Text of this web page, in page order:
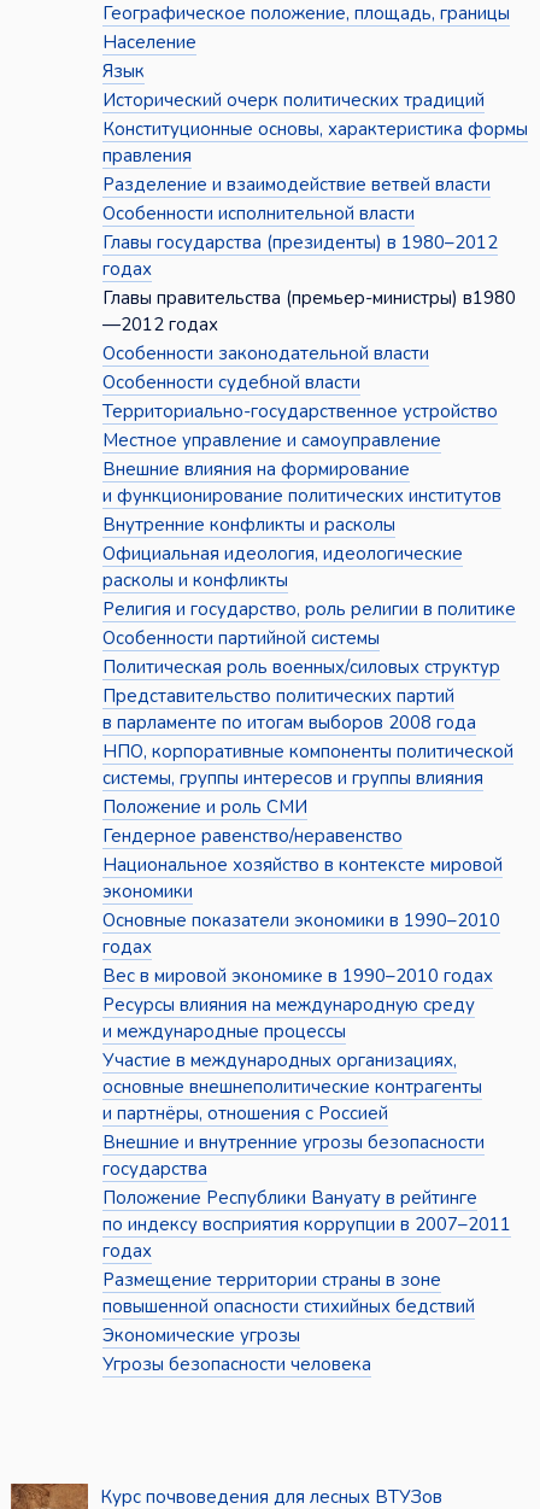
Географическое положение, площадь, границы
Население
Язык
Исторический очерк политических традиций
Конституционные основы, характеристика формы
правления
Разделение и взаимодействие ветвей власти
Особенности исполнительной власти
Главы государства (президенты) в 1980–2012
годах
Главы правительства (премьер-министры) в1980
—2012 годах
Особенности законодательной власти
Особенности судебной власти
Территориально-государственное устройство
Местное управление и самоуправление
Внешние влияния на формирование
и функционирование политических институтов
Внутренние конфликты и расколы
Официальная идеология, идеологические
расколы и конфликты
Религия и государство, роль религии в политике
Особенности партийной системы
Политическая роль военных/силовых структур
Представительство политических партий
в парламенте по итогам выборов 2008 года
НПО, корпоративные компоненты политической
системы, группы интересов и группы влияния
Положение и роль СМИ
Гендерное равенство/неравенство
Национальное хозяйство в контексте мировой
экономики
Основные показатели экономики в 1990–2010
годах
Вес в мировой экономике в 1990–2010 годах
Ресурсы влияния на международную среду
и международные процессы
Участие в международных организациях,
основные внешнеполитические контрагенты
и партнёры, отношения с Россией
Внешние и внутренние угрозы безопасности
государства
Положение Республики Вануату в рейтинге
по индексу восприятия коррупции в 2007–2011
годах
Размещение территории страны в зоне
повышенной опасности стихийных бедствий
Экономические угрозы
Угрозы безопасности человека
Курс почвоведения для лесных ВТУЗов